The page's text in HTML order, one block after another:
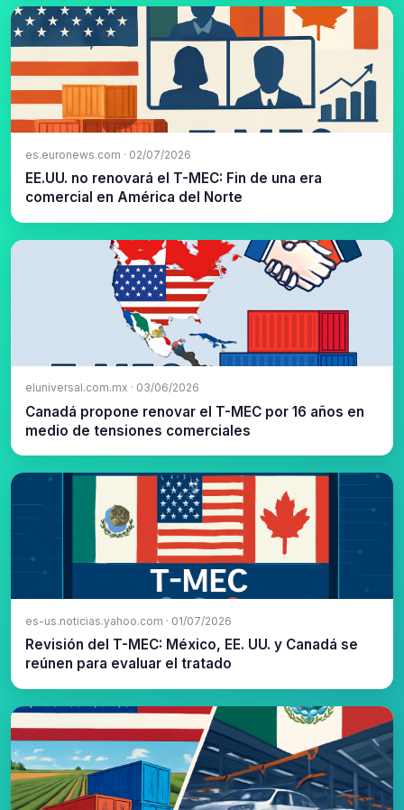
es.euronews.com · 02/07/2026
EE.UU. no renovará el T-MEC: Fin de una era
comercial en América del Norte
eluniversal.com.mx · 03/06/2026
Canadá propone renovar el T-MEC por 16 años en
medio de tensiones comerciales
es-us.noticias.yahoo.com · 01/07/2026
Revisión del T-MEC: México, EE. UU. y Canadá se
reúnen para evaluar el tratado